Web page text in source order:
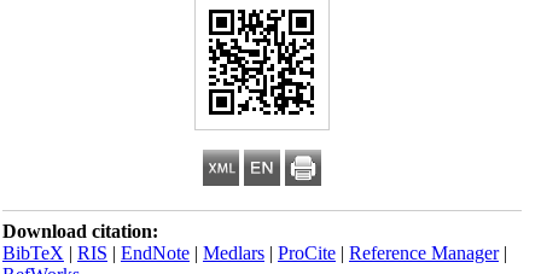
Download citation:
BibTeX|RIS|EndNote|Medlars|ProCite|Reference Manager